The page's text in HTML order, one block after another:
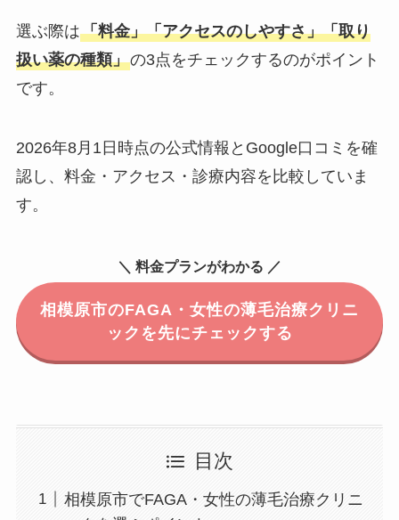
選ぶ際は「料金」「アクセスのしやすさ」「取り
扱い薬の種類」の3点をチェックするのがポイント
です。
2026年8月1日時点の公式情報とGoogle口コミを確
認し、料金・アクセス・診療内容を比較していま
す。
＼ 料金プランがわかる ／
相模原市のFAGA・女性の薄毛治療クリニ
ックを先にチェックする
目次
相模原市でFAGA・女性の薄毛治療クリニ